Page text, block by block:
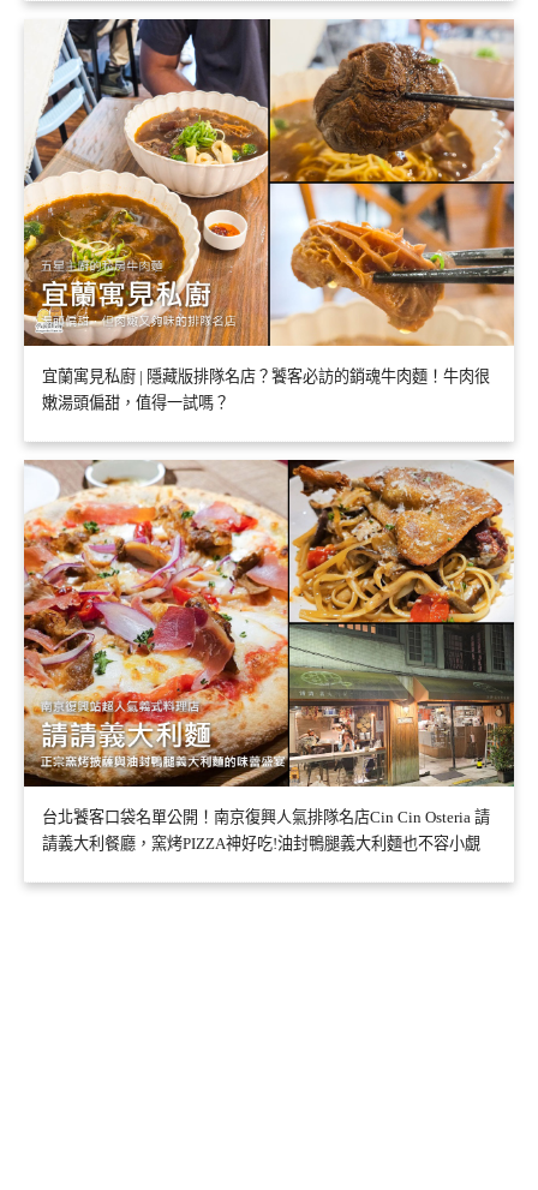
宜蘭寓見私廚 | 隱藏版排隊名店？饕客必訪的銷魂牛肉麵！牛肉很
嫩湯頭偏甜，值得一試嗎？
台北饕客口袋名單公開！南京復興人氣排隊名店Cin Cin Osteria 請
請義大利餐廳，窯烤PIZZA神好吃!油封鴨腿義大利麵也不容小覷